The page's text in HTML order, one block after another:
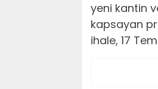
yeni kantin
kapsayan
ihale, 17